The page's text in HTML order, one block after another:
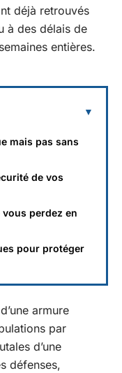
déjà retrouvés
à des délais de
entières.
mais pas sans
de vos
perdez en
pour protéger
armure
par
d’une
défenses,